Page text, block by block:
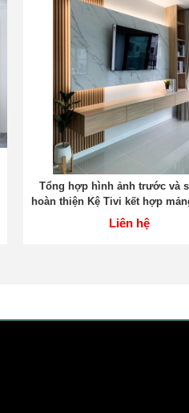
Tổng hợp hình ảnh trước và
hoàn thiện Kệ Tivi kết hợp
Liên hệ